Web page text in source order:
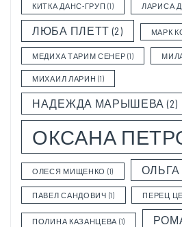
КИТКА ДАНС-ГРУП (1) ЛАРИСА
ЛЮБА ПЛЕТТ (2) МАРК
МЕДИХА ТАРИМ СЕНЕР (1)
МИХАИЛ ЛАРИН (1)
НАДЕЖДА МАРЫШЕВА (2)
ОКСАНА
ОЛЕСЯ МИЩЕНКО (1)
ПАВЕЛ САНДОВИЧ (1) ПЕРЕЦ
ПОЛИНА КАЗАНЦЕВА (1)